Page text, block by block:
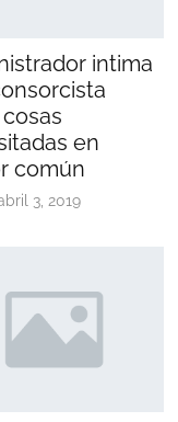
intima
en
común
3, 2019